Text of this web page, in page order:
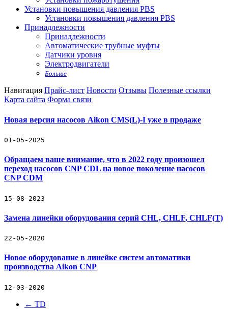
Установки повышения давления PBS
Установки повышения давления PBS
Принадлежности
Принадлежности
Автоматические трубные муфты
Датчики уровня
Электродвигатели
Больше
Навигация Прайс-лист Новости Отзывы Полезные ссылки
Карта сайта Форма связи
Новая версия насосов Aikon CMS(L)-I уже в продаже
01-05-2025
Обращаем ваше внимание, что в 2022 году произошел
переход насосов CNP CDL на новое поколение насосов
CNP CDM
15-08-2023
Замена линейки оборудования серий CHL, CHLF, CHLF(T)
22-05-2020
Новое оборудование в линейке систем автоматики
производства Aikon CNP
12-03-2020
← TD